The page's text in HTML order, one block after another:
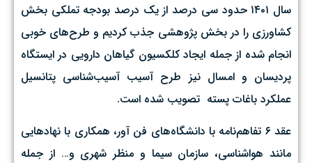
سال ۱۴۰۱ حدود سی درصد از یک درصد بودجه تملکی بخش
کشاورزی را در بخش پژوهشی جذب کردیم و طرح‌های خوبی
انجام شده از جمله ایجاد کلکسیون گیاهان دارویی در ایستگاه
پردیسان و امسال نیز طرح آسیب آسیب‌شناسی پتانسیل
عملکرد باغات پسته تصویب شده است.
عقد ۶ تفاهم‌نامه با دانشگاه‌های فن آور، همکاری با نهادهایی
مانند هواشناسی، سازمان سیما و منظر شهری و… از جمله